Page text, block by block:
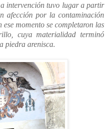
intervención tuvo lugar a partir
afección por la contaminación
momento se completaron las
cuya materialidad terminó
piedra arenisca.